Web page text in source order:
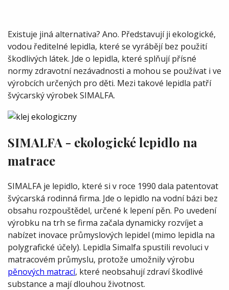
Existuje jiná alternativa? Ano. Představují ji ekologické,
vodou ředitelné lepidla, které se vyrábějí bez použití
škodlivých látek. Jde o lepidla, které splňují přísné
normy zdravotní nezávadnosti a mohou se používat i ve
výrobcích určených pro děti. Mezi takové lepidla patří
švýcarský výrobek SIMALFA.
SIMALFA - ekologické lepidlo na
matrace
SIMALFA je lepidlo, které si v roce 1990 dala patentovat
švýcarská rodinná firma. Jde o lepidlo na vodní bázi bez
obsahu rozpouštědel, určené k lepení pěn. Po uvedení
výrobku na trh se firma začala dynamicky rozvíjet a
nabízet inovace průmyslových lepidel (mimo lepidla na
polygrafické účely). Lepidla Simalfa spustili revoluci v
matracovém průmyslu, protože umožnily výrobu
pěnových matrací, které neobsahují zdraví škodlivé
substance a mají dlouhou životnost.